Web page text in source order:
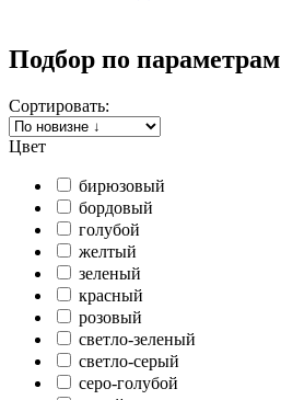
Подбор по параметрам
Сортировать:
Цвет
бирюзовый
бордовый
голубой
желтый
зеленый
красный
розовый
светло-зеленый
светло-серый
серо-голубой